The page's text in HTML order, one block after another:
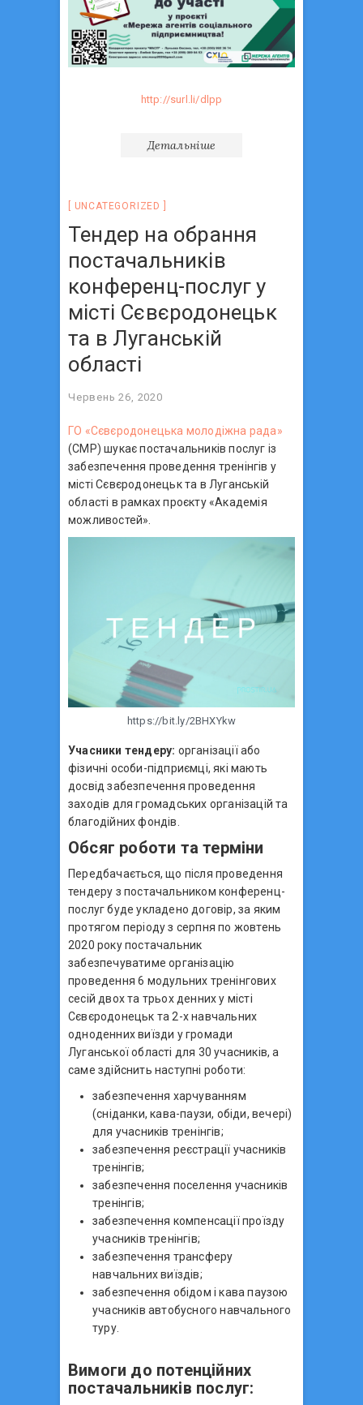
http://surl.li/dlpp
Детальніше
UNCATEGORIZED
Тендер на обрання
постачальників
конференц-послуг у
місті Сєвєродонецьк
та в Луганській
області
Червень 26, 2020
ГО «Сєвєродонецька молодіжна рада»
(СМР) шукає постачальників послуг із
забезпечення проведення тренінгів у
місті Сєвєродонецьк та в Луганській
області в рамках проєкту «Академія
можливостей».
https://bit.ly/2BHXYkw
Учасники тендеру: організації або
фізичні особи-підприємці, які мають
досвід забезпечення проведення
заходів для громадських організацій та
благодійних фондів.
Обсяг роботи та терміни
Передбачається, що після проведення
тендеру з постачальником конференц-
послуг буде укладено договір, за яким
протягом періоду з серпня по жовтень
2020 року постачальник
забезпечуватиме організацію
проведення 6 модульних тренінгових
сесій двох та трьох денних у місті
Сєвєродонецьк та 2-х навчальних
одноденних виїзди у громади
Луганської області для 30 учасників, а
саме здійснить наступні роботи:
забезпечення харчуванням
(сніданки, кава-паузи, обіди, вечері)
для учасників тренінгів;
забезпечення реєстрації учасників
тренінгів;
забезпечення поселення учасників
тренінгів;
забезпечення компенсації проїзду
учасників тренінгів;
забезпечення трансферу
навчальних виїздів;
забезпечення обідом і кава паузою
учасників автобусного навчального
туру.
Вимоги до потенційних
постачальників послуг: